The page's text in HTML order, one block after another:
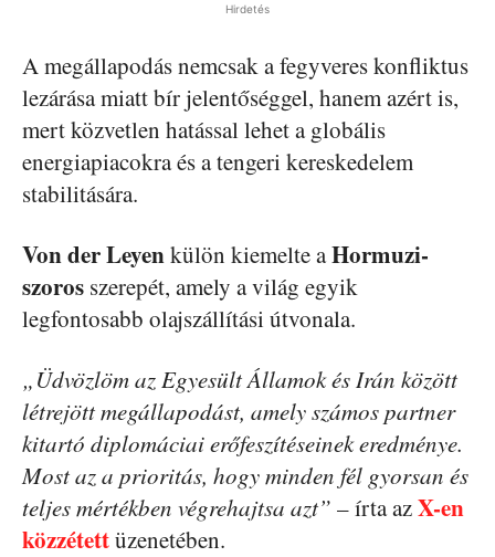
Hirdetés
A megállapodás nemcsak a fegyveres konfliktus
lezárása miatt bír jelentőséggel, hanem azért is,
mert közvetlen hatással lehet a globális
energiapiacokra és a tengeri kereskedelem
stabilitására.
Von der Leyenkülön kiemelte aHormuzi-
szoros szerepét, amely a világ egyik
legfontosabb olajszállítási útvonala.
„Üdvözlöm az Egyesült Államok és Irán között
létrejött megállapodást, amely számos partner
kitartó diplomáciai erőfeszítéseinek eredménye.
Most az a prioritás, hogy minden fél gyorsan és
teljes mértékben végrehajtsa azt” – írta azX-en
közzétettüzenetében.